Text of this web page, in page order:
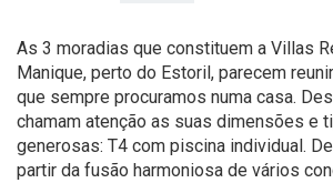
As 3 moradias que constituem a Villas
Manique, perto do Estoril, parecem
que sempre procuramos numa casa.
chamam atenção as suas dimensões e
generosas: T4 com piscina individual.
partir da fusão harmoniosa de vários